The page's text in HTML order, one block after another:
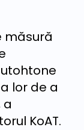
măsură
lor de a
a
KoAT.